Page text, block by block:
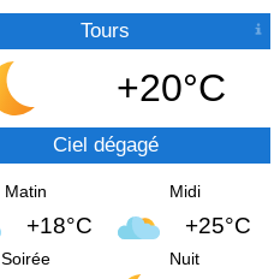
Tours
+20°C
Ciel dégagé
Matin
+18°C
Midi
+25°C
Soirée Nuit